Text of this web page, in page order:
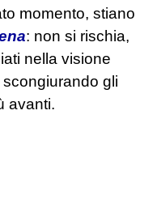
momento, stiano
: non si rischia,
nella visione
gli
avanti.